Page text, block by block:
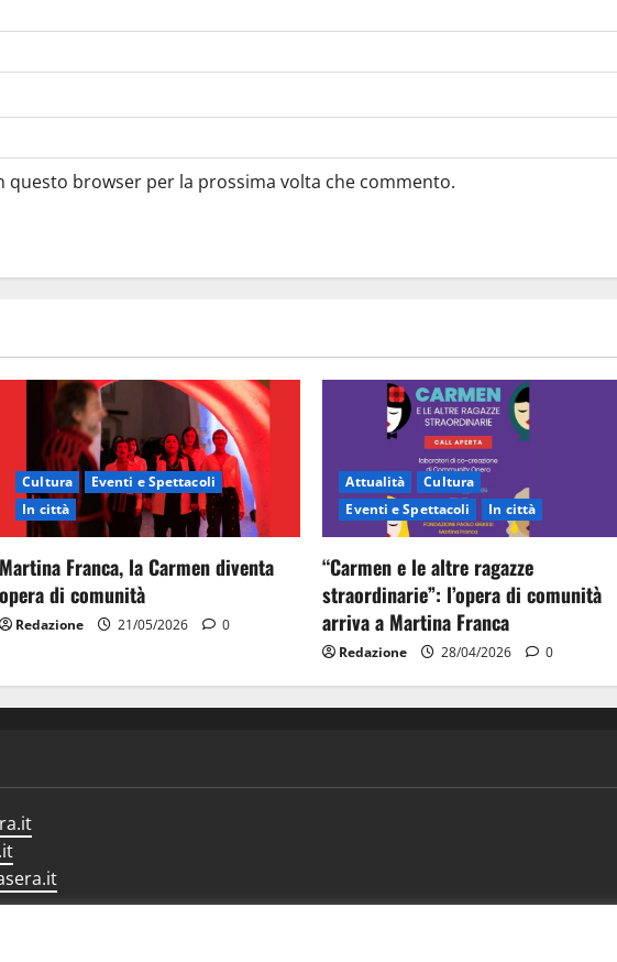
questo browser per la prossima volta che commento.
Cultura
Eventi e Spettacoli
In città
Martina Franca, la Carmen diventa
opera di comunità
Redazione 21/05/2026 0
Attualità
Cultura
Eventi e Spettacoli
In città
“Carmen e le altre ragazze
straordinarie”: l’opera di comunità
arriva a Martina Franca
Redazione 28/04/2026 0